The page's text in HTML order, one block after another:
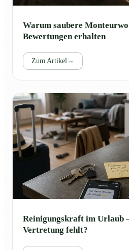
Warum saubere
Bewertungen erhalten
Zum Artikel→
Reinigungskraft im Urlaub
Vertretung fehlt?